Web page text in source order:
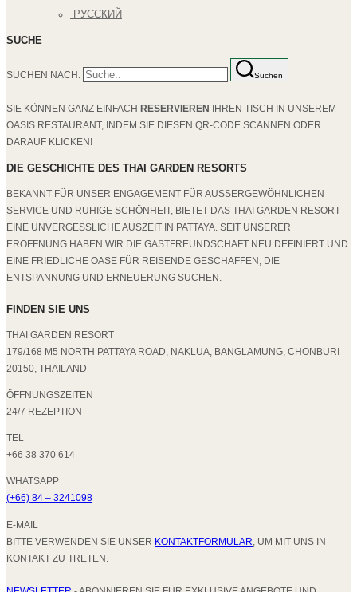
РУССКИЙ
SUCHE
SUCHEN NACH: Suchen
SIE KÖNNEN GANZ EINFACH RESERVIEREN
IHREN TISCH IN UNSEREM
OASIS RESTAURANT, INDEM SIE DIESEN QR-CODE SCANNEN ODER
DARAUF KLICKEN!
DIE GESCHICHTE DES THAI GARDEN RESORTS
BEKANNT FÜR UNSER ENGAGEMENT FÜR AUSSERGEWÖHNLICHEN S
ERVICE UND RUHIGE SCHÖNHEIT, BIETET DAS THAI GARDEN RESORT E
INE UNVERGESSLICHE AUSZEIT IN PATTAYA. SEIT UNSERER E
RÖFFNUNG HABEN WIR DIE GASTFREUNDSCHAFT NEU DEFINIERT UND E
INE FRIEDLICHE OASE FÜR REISENDE GESCHAFFEN, DIE E
NTSPANNUNG UND ERNEUERUNG SUCHEN.
FINDEN SIE UNS
THAI GARDEN RESORT
179/168 M5 NORTH PATTAYA ROAD, NAKLUA, BANGLAMUNG, CHONBURI
20150, THAILAND
ÖFFNUNGSZEITEN
24/7 REZEPTION
TEL
+66 38 370 614
WHATSAPP
(+66) 84 – 3241098
E-MAIL
BITTE VERWENDEN SIE UNSER KONTAKTFORMULAR , UM MIT UNS IN
KONTAKT ZU TRETEN.